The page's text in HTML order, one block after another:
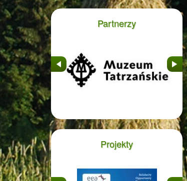
Partnerzy
&nbsp &nbsp
Projekty